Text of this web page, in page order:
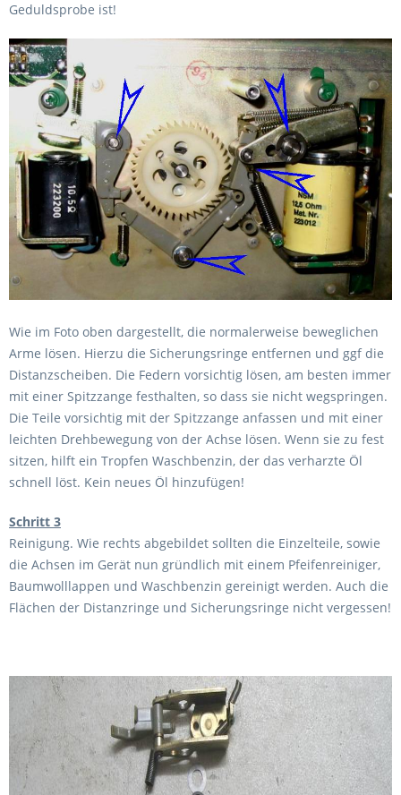
Geduldsprobe ist!
Wie im Foto oben dargestellt, die normalerweise beweglichen
Arme lösen. Hierzu die Sicherungsringe entfernen und ggf die
Distanzscheiben. Die Federn vorsichtig lösen, am besten immer
mit einer Spitzzange festhalten, so dass sie nicht wegspringen.
Die Teile vorsichtig mit der Spitzzange anfassen und mit einer
leichten Drehbewegung von der Achse lösen. Wenn sie zu fest
sitzen, hilft ein Tropfen Waschbenzin, der das verharzte Öl
schnell löst. Kein neues Öl hinzufügen!
Schritt 3
Reinigung. Wie rechts abgebildet sollten die Einzelteile, sowie
die Achsen im Gerät nun gründlich mit einem Pfeifenreiniger,
Baumwolllappen und Waschbenzin gereinigt werden. Auch die
Flächen der Distanzringe und Sicherungsringe nicht vergessen!